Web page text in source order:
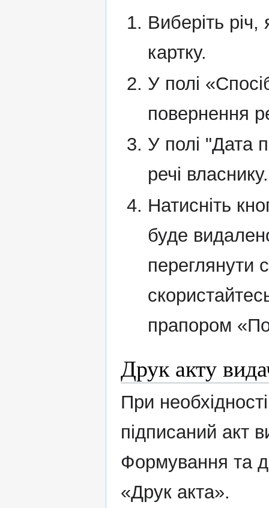
Виберіть річ,
картку.
У полі
повернення
У полі "Дата
речі власнику.
Натисніть
буде
переглянути
прапором
Друк акту
При
підписаний акт
Формування та
«Друк акта».